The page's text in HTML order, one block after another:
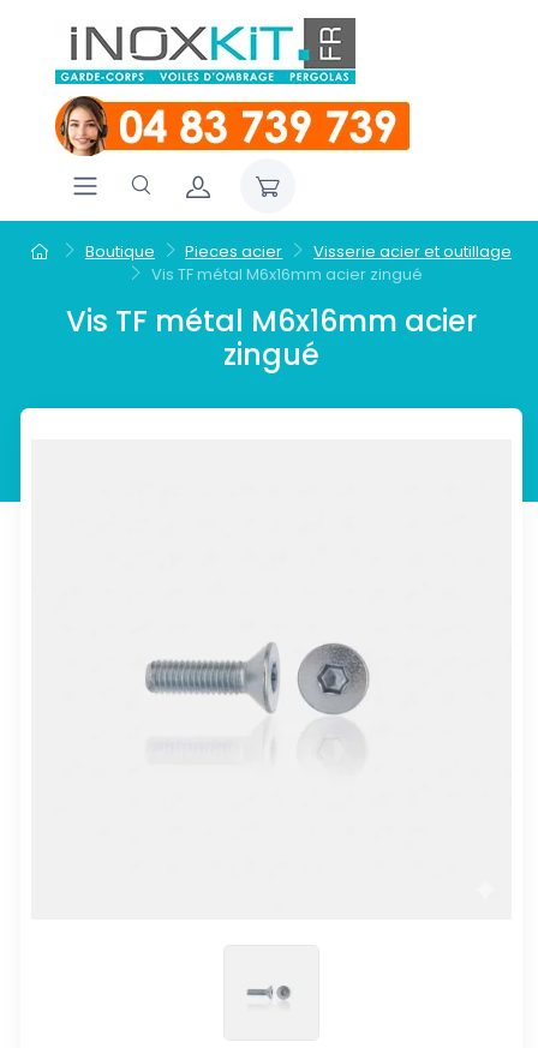
Boutique Pieces acier
Visserie acier et outillage
Vis TF métal M6x16mm acier zingué
Vis TF métal M6x16mm acier
zingué